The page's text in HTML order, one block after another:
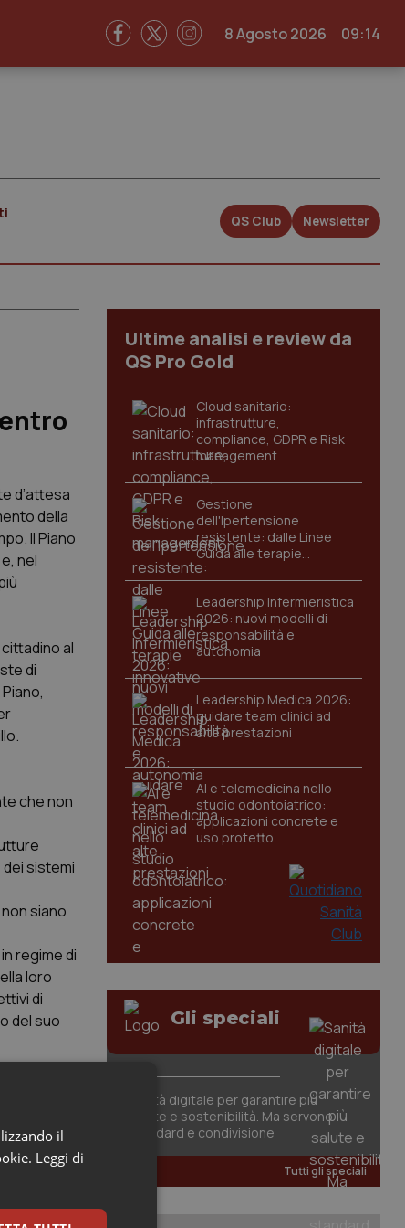
8 Agosto 2026 09:14
QS Club Newsletter
d’attesa
della
Il Piano
nel
al
di
che non
sistemi
siano
regime di
loro
di
del suo
la
21 ha
i
ci sarà
Ultime analisi e review da
QS Pro Gold
Cloud sanitario:
infrastrutture,
compliance, GDPR e Risk
management
Gestione
dell'Ipertensione
resistente: dalle Linee
Guida alle terapie
innovative
Leadership Infermieristica
2026: nuovi modelli di
responsabilità e
autonomia
Leadership Medica 2026:
guidare team clinici ad
alte prestazioni
AI e telemedicina nello
studio odontoiatrico:
applicazioni concrete e
uso protetto
Gli speciali
Sanità digitale per garantire più
salute e sostenibilità. Ma servono
standard e condivisione
Tutti gli speciali
il
Leggi di